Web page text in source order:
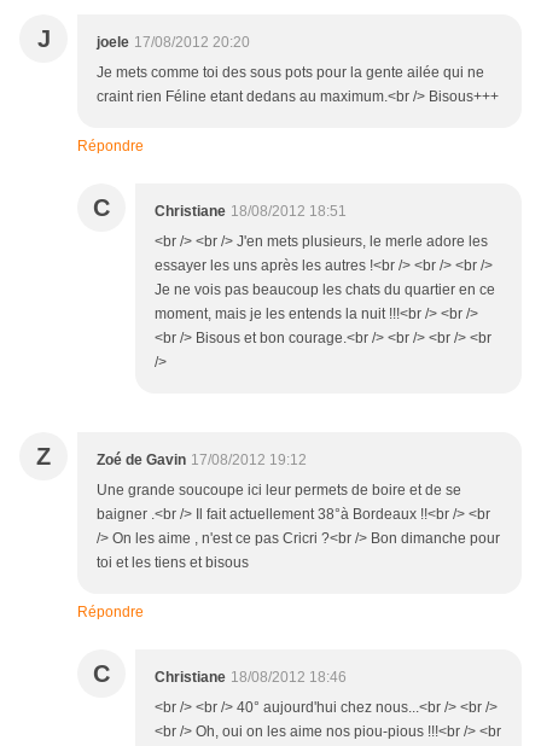
J joele 17/08/2012 20:20
Je mets comme toi des sous pots pour la gente ailée qui ne
craint rien Féline etant dedans au maximum.<br /> Bisous+++
Répondre
C Christiane 18/08/2012 18:51
<br /> <br /> J'en mets plusieurs, le merle adore les
essayer les uns après les autres !<br /> <br /> <br />
Je ne vois pas beaucoup les chats du quartier en ce
moment, mais je les entends la nuit !!!<br /> <br />
<br /> Bisous et bon courage.<br /> <br /> <br /> <br
/>
Z Zoé de Gavin 17/08/2012 19:12
Une grande soucoupe ici leur permets de boire et de se
baigner .<br /> Il fait actuellement 38°à Bordeaux !!<br /> <br
/> On les aime , n'est ce pas Cricri ?<br /> Bon dimanche pour
toi et les tiens et bisous
Répondre
C Christiane 18/08/2012 18:46
<br /> <br /> 40° aujourd'hui chez nous...<br /> <br />
<br /> Oh, oui on les aime nos piou-pious !!!<br /> <br